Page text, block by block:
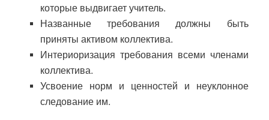
которые выдвигает учитель.
Названные требования должны быть
приняты активом коллектива.
Интериоризация требования всеми членами
коллектива.
Усвоение норм и ценностей и неуклонное
следование им.